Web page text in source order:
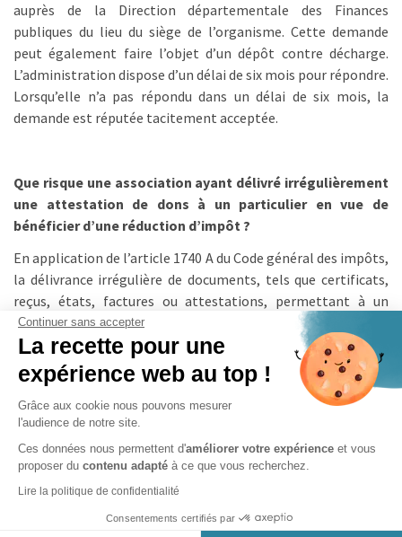
Continuer sans accepter
La recette pour une
expérience web au top !
Grâce aux cookie nous pouvons mesurer
l'audience de notre site.
Ces données nous permettent d'améliorer votre expérience et vous
proposer du contenu adapté à ce que vous recherchez.
Lire la politique de confidentialité
Consentements certifiés par
auprès de la Direction départementale des Finances
publiques du lieu du siège de l’organisme. Cette demande
peut également faire l’objet d’un dépôt contre décharge.
L’administration dispose d’un délai de six mois pour répondre.
Lorsqu’elle n’a pas répondu dans un délai de six mois, la
demande est réputée tacitement acceptée.
Que risque une association ayant délivré irrégulièrement
une attestation de dons à un particulier en vue de
bénéficier d’une réduction d’impôt ?
En application de l’article 1740 A du Code général des impôts,
la délivrance irrégulière de documents, tels que certificats,
reçus, états, factures ou attestations, permettant à un
contribuable d’obtenir une déduction du revenu ou du
bénéfice imposables, un crédit d’impôt ou une réduction
d’impôt, entraîne l’application d’une amende égale à 25 %
des sommes indûment mentionnées sur ces documents ou, à
défaut d’une telle mention, d’une amende égale au montant
de la déduction, du crédit ou de la réduction d’impôt
indûment obtenu.
En outre, en cas de manquements délibérés, les dirigeants
étaient en fonction au moment de la délivrance, sont